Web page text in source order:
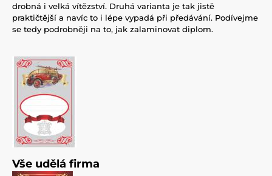
drobná i velká vítězství. Druhá varianta je tak jistě
praktičtější a navíc to i lépe vypadá při předávání. Podívejme
se tedy podrobněji na to, jak zalaminovat diplom.
Vše udělá firma